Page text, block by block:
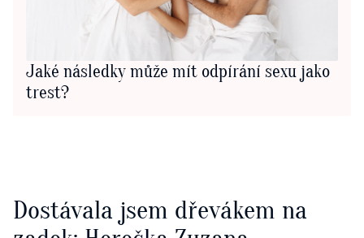
Jaké následky může mít odpírání sexu jako
trest?
Dostávala jsem dřevákem na